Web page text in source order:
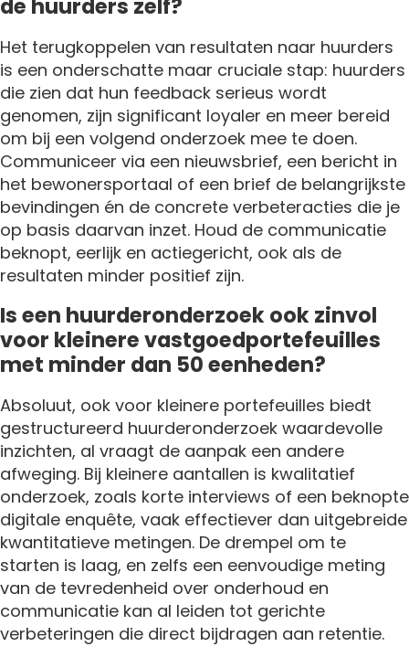
de huurders zelf?
Het terugkoppelen van resultaten naar huurders
is een onderschatte maar cruciale stap: huurders
die zien dat hun feedback serieus wordt
genomen, zijn significant loyaler en meer bereid
om bij een volgend onderzoek mee te doen.
Communiceer via een nieuwsbrief, een bericht in
het bewonersportaal of een brief de belangrijkste
bevindingen én de concrete verbeteracties die je
op basis daarvan inzet. Houd de communicatie
beknopt, eerlijk en actiegericht, ook als de
resultaten minder positief zijn.
Is een huurderonderzoek ook zinvol
voor kleinere vastgoedportefeuilles
met minder dan 50 eenheden?
Absoluut, ook voor kleinere portefeuilles biedt
gestructureerd huurderonderzoek waardevolle
inzichten, al vraagt de aanpak een andere
afweging. Bij kleinere aantallen is kwalitatief
onderzoek, zoals korte interviews of een beknopte
digitale enquête, vaak effectiever dan uitgebreide
kwantitatieve metingen. De drempel om te
starten is laag, en zelfs een eenvoudige meting
van de tevredenheid over onderhoud en
communicatie kan al leiden tot gerichte
verbeteringen die direct bijdragen aan retentie.